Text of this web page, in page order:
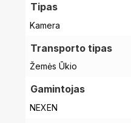
Tipas
Kamera
Transporto tipas
Žemės Ūkio
Gamintojas
NEXEN